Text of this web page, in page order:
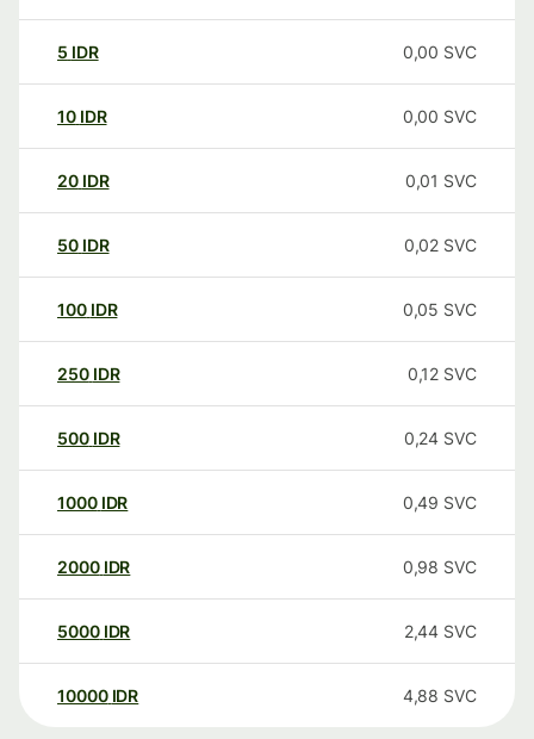
5 IDR 0,00 SVC
10 IDR 0,00 SVC
20 IDR 0,01 SVC
50 IDR 0,02 SVC
100 IDR 0,05 SVC
250 IDR 0,12 SVC
500 IDR 0,24 SVC
1000 IDR 0,49 SVC
2000 IDR 0,98 SVC
5000 IDR 2,44 SVC
10000 IDR 4,88 SVC